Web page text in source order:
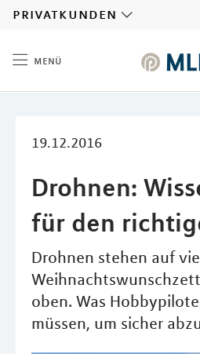
privatkunden
menü
19.12.2016
Drohnen:
für den
Drohnen stehen auf
oben. Was
müssen, um sicher